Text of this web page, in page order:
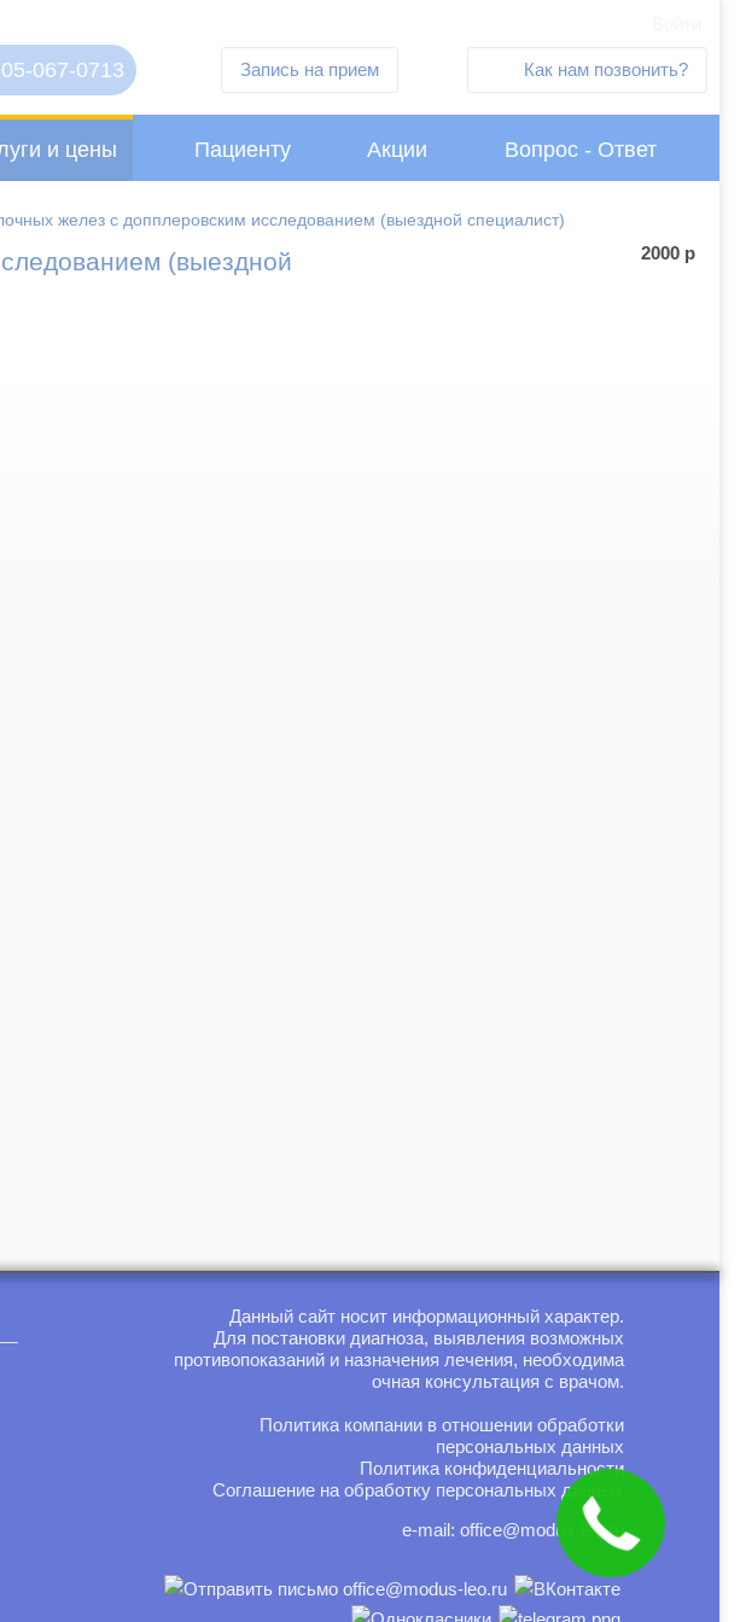
067-0713 Запись на прием Как нам позвонить?
и цены Пациенту Акции Вопрос - Ответ
желез с допплеровским исследованием (выездной специалист)
(выездной
2000 р
Данный сайт носит информационный характер.
Для постановки диагноза, выявления возможных
противопоказаний и назначения лечения, необходима
очная консультация с врачом.
Политика компании в отношении обработки
персональных данных
Политика конфиденциальности
Соглашение на обработку персональных данных
e-mail: office@modus-leo.ru